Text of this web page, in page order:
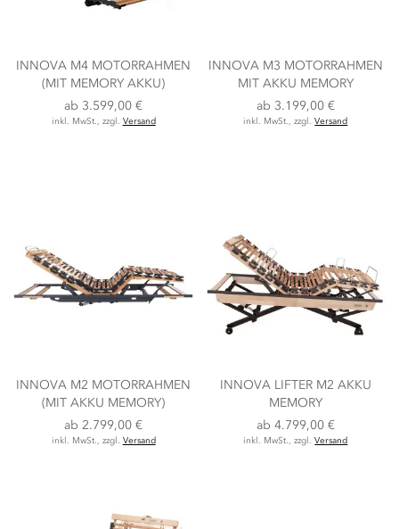
INNOVA M4 MOTORRAHMEN
(MIT MEMORY AKKU)
ab 3.599,00 €
inkl. MwSt., zzgl. Versand
INNOVA M3 MOTORRAHMEN
MIT AKKU MEMORY
ab 3.199,00 €
inkl. MwSt., zzgl.Versand
INNOVA M2 MOTORRAHMEN
(MIT AKKU MEMORY)
ab2.799,00 €
inkl. MwSt., zzgl. Versand
INNOVA LIFTER M2 AKKU
MEMORY
ab 4.799,00 €
inkl. MwSt., zzgl.Versand